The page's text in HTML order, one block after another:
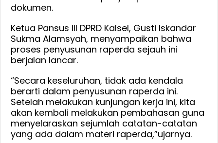
dokumen.
Ketua Pansus III DPRD Kalsel, Gusti Iskandar
Sukma Alamsyah, menyampaikan bahwa
proses penyusunan raperda sejauh ini
berjalan lancar.
“Secara keseluruhan, tidak ada kendala
berarti dalam penyusunan raperda ini.
Setelah melakukan kunjungan kerja ini, kita
akan kembali melakukan pembahasan guna
menyelaraskan sejumlah catatan-catatan
yang ada dalam materi raperda,”ujarnya.